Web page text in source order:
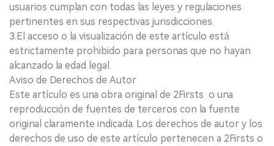
usuarios cumplan con todas las leyes y regulaciones
pertinentes en sus respectivas jurisdicciones.
3.El acceso o la visualización de este artículo está
estrictamente prohibido para personas que no hayan
alcanzado la edad legal.
Aviso de Derechos de Autor
Este artículo es una obra original de 2Firsts o una
reproducción de fuentes de terceros con la fuente
original claramente indicada. Los derechos de autor y los
derechos de uso de este artículo pertenecen a 2Firsts o